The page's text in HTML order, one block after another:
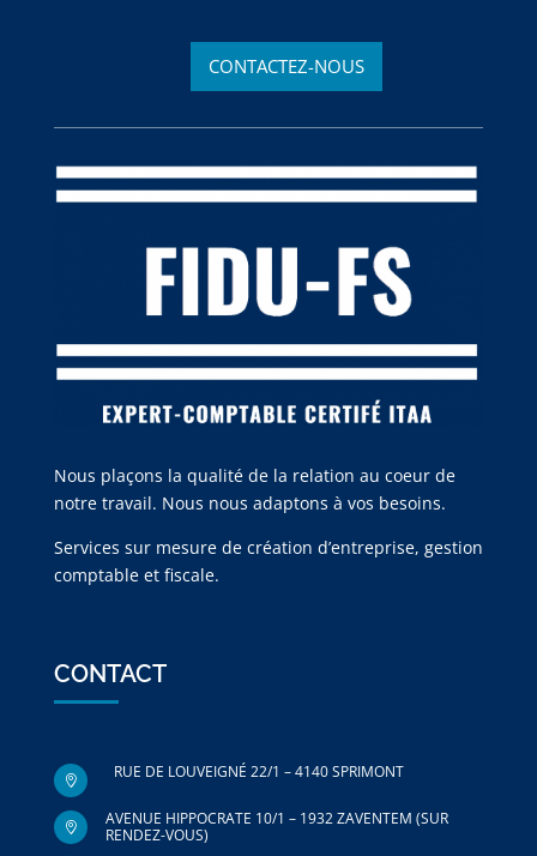
CONTACTEZ-NOUS
Nous plaçons la qualité de la relation au coeur de
notre travail. Nous nous adaptons à vos besoins.
Services sur mesure de création d’entreprise, gestion
comptable et fiscale.
CONTACT
 RUE DE LOUVEIGNÉ 22/1 – 4140 SPRIMONT

AVENUE HIPPOCRATE 10/1 – 1932 ZAVENTEM (SUR
RENDEZ-VOUS)